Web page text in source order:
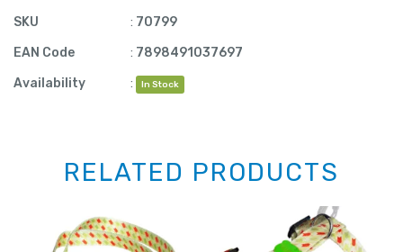
SKU
: 70799
EAN Code
: 7898491037697
Availability
: In Stock
RELATED PRODUCTS